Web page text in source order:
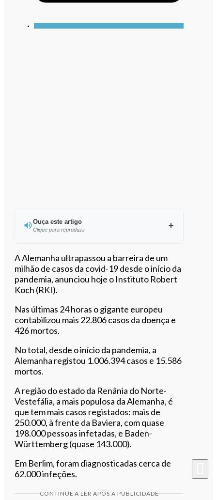
Ouça este artigo
Clique para reproduzir
Ouvir este artigo
A Alemanha ultrapassou a barreira de um
milhão de casos da covid-19 desde o início da
pandemia, anunciou hoje o Instituto Robert
Koch (RKI).
Nas últimas 24 horas o gigante europeu
contabilizou mais 22.806 casos da doença e
426 mortos.
No total, desde o início da pandemia, a
Alemanha registou 1.006.394 casos e 15.586
mortos.
A região do estado da Renânia do Norte-
Vestefália, a mais populosa da Alemanha, é
que tem mais casos registados: mais de
250.000, à frente da Baviera, com quase
198.000 pessoas infetadas, e Baden-
Württemberg (quase 143.000).
Em Berlim, foram diagnosticadas cerca de
62.000 infeções.
CONTINUE A LER APÓS A PUBLICIDADE